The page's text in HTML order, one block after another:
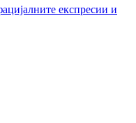
експресии и